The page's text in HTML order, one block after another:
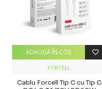
FORCELL
Cablu Forcell Tip C cu Tip C
ADAUGĂ ÎN COŞ